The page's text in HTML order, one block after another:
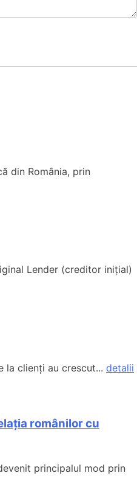
din România, prin
Lender (creditor inițial)
la clienți au crescut... detalii
românilor cu
principalul mod prin